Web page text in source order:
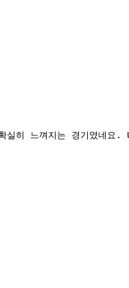
실히 느껴지는 경기였네